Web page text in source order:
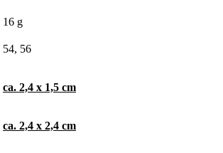
16 g
54, 56
ca. 2,4 x 1,5 cm
ca. 2,4 x 2,4 cm